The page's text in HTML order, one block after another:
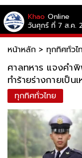
Khao Online
วันศุกร์ ที่ 7 ส.ค.
หน้าหลัก > ทุกทิศทั่วไ
ศาลทหาร แจงคำ
ทำร้ายร่างกายเป็
ทุกทิศทั่วไทย